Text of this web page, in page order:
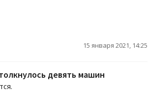
15 января 2021, 14:25
девять машин